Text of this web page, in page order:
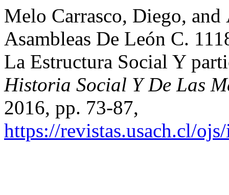
Melo Carrasco, Diego,
Asambleas De León C.
La Estructura Social Y
Historia Social Y De Las
2016, pp. 73-87,
https://revistas.usach.cl/